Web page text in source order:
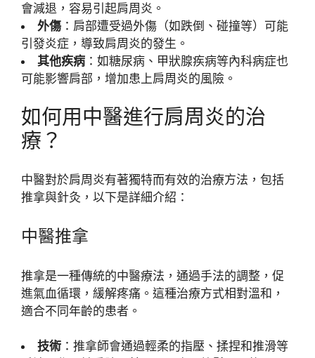
會減退，容易引起肩周炎。
外傷 ：肩部遭受過外傷（如跌倒、碰撞等）可能
引發炎症，導致肩周炎的發生。
其他疾病 ：如糖尿病、甲狀腺疾病等內科病症也
可能影響肩部，增加患上肩周炎的風險。
如何用中醫進行肩周炎的治
療？
中醫對於肩周炎有著獨特而有效的治療方法，包括
推拿與針灸，以下是詳細介紹：
中醫推拿
推拿是一種傳統的中醫療法，通過手法的調整，促
進氣血循環，緩解疼痛。這種治療方式相對溫和，
適合不同年齡的患者。
技術 ：推拿師會通過輕柔的指壓、揉捏和推滑等